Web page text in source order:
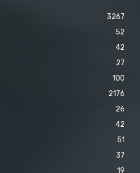
3267
52
42
27
100
2176
26
42
51
37
19